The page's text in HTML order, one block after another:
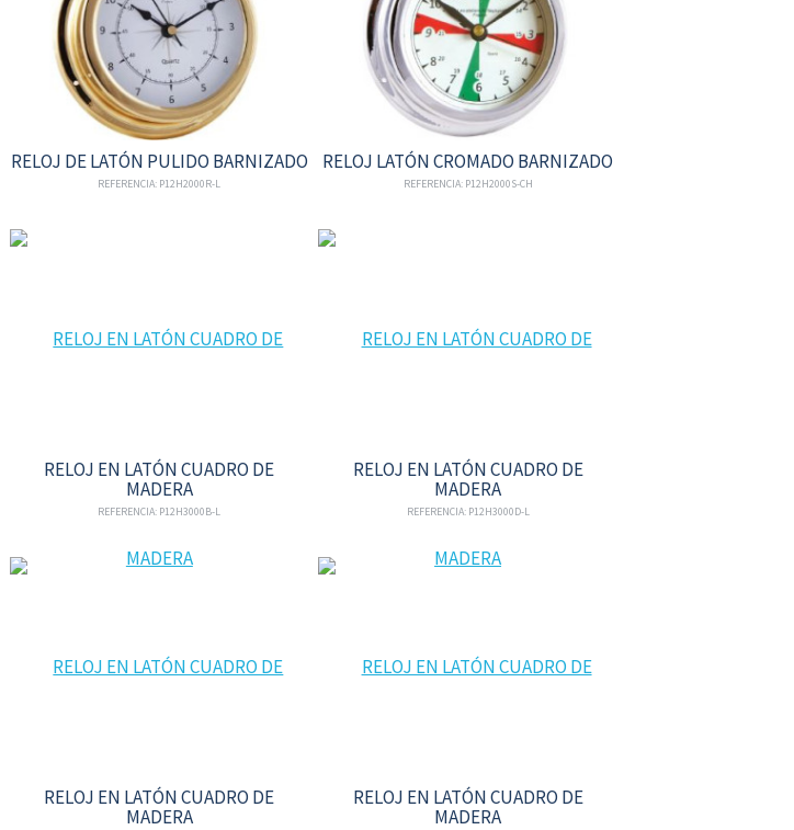
RELOJ DE LATÓN PULIDO BARNIZADO
REFERENCIA: P12H2000R-L
RELOJ LATÓN CROMADO BARNIZADO
REFERENCIA: P12H2000S-CH
RELOJ EN LATÓN CUADRO DE
MADERA
REFERENCIA: P12H3000B-L
RELOJ EN LATÓN CUADRO DE
MADERA
REFERENCIA: P12H3000D-L
RELOJ EN LATÓN CUADRO DE
MADERA
RELOJ EN LATÓN CUADRO DE
MADERA